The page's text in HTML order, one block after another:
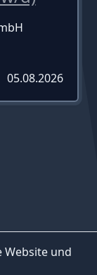
Website und
05.08.2026